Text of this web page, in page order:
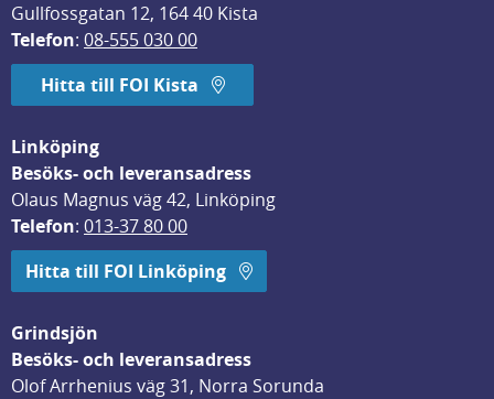
Gullfossgatan 12, 164 40 Kista
Telefon: 08-555 030 00
Hitta till FOI Kista
Linköping
Besöks- och leveransadress
Olaus Magnus väg 42, Linköping
Telefon: 013-37 80 00
Hitta till FOI Linköping
Grindsjön
Besöks- och leveransadress
Olof Arrhenius väg 31, Norra Sorunda